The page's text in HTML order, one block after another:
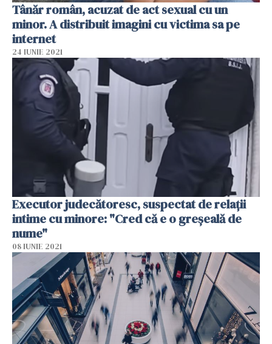
Tânăr român, acuzat de act sexual cu un
minor. A distribuit imagini cu victima sa pe
internet
24 IUNIE 2021
Executor judecătoresc, suspectat de relaţii
intime cu minore: "Cred că e o greşeală de
nume"
08 IUNIE 2021